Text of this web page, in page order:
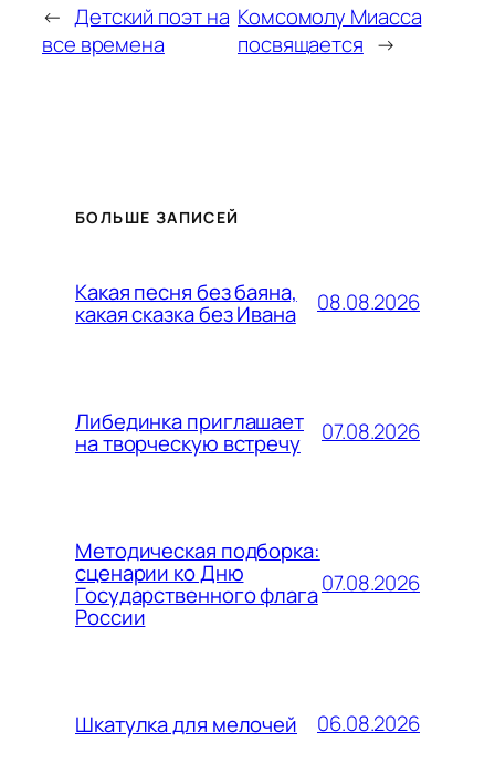
← Детский поэт на
все времена
Комсомолу Миасса
посвящается →
БОЛЬШЕ ЗАПИСЕЙ
Какая песня без баяна,
какая сказка без Ивана 08.08.2026
Либединка приглашает
на творческую встречу 07.08.2026
Методическая подборка:
сценарии ко Дню
Государственного флага
России
07.08.2026
Шкатулка для мелочей 06.08.2026